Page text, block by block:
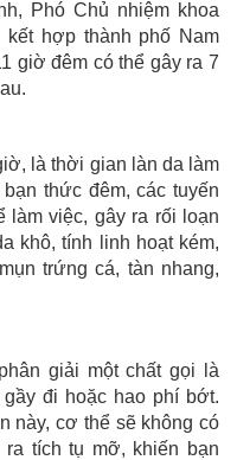
Phó Chủ nhiệm khoa
hợp thành phố Nam
giờ đêm có thể gây ra 7
là thời gian làn da làm
thức đêm, các tuyến
làm việc, gây ra rối loạn
khô, tính linh hoạt kém,
trứng cá, tàn nhang,
giải một chất gọi là
gầy đi hoặc hao phí bớt.
này, cơ thể sẽ không có
tích tụ mỡ, khiến bạn